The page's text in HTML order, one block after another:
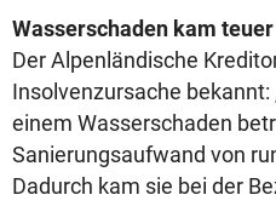
Wasserschaden kam teuer
Der Alpenländische
Insolvenzursache bekannt:
einem Wasserschaden
Sanierungsaufwand von
Dadurch kam sie bei der